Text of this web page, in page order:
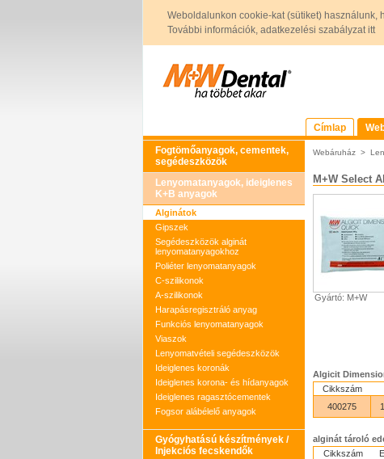
Weboldalunkon cookie-kat (sütiket)
További információk, adatkezelési szabályzat itt
Címlap
Fogtömőanyagok, cementek,
segédeszközök
Lenyomatanyagok, ideiglenes
K+B anyagok
Alginátok
Gipszek
Segédeszközök alginát
lenyomatanyagokhoz
Poliéter lenyomatanyagok
C-szilikonok
A-szilikonok
Harapásregisztráló anyag
Funkciós lenyomatanyagok
Viaszok
Lenyomatvételi segédeszközök
Ideiglenes koronák
Ideiglenes korona- és hídanyagok
Ideiglenes ragasztócementek
Fogsor alábélelő anyagok
Gyógyhatású készítmények /
Injekciós fecskendők
Webáruház >
M+W Select
Gyártó: M+W
Algicit
Cikkszám
400275
alginát tároló
Cikkszám